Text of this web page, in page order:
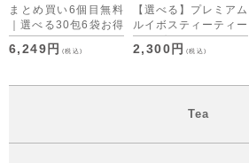
まとめ買い6個目無料
｜選べる30包6袋お得
セット デカフェコー
ヒーも仲間入り
6,249円 (税込)
【選べる】プレミアム
ルイボスティーティー
バッグ・デカフェコー
ヒー アソート （ON
便 1/1]
2,300円 (税込)
Tea